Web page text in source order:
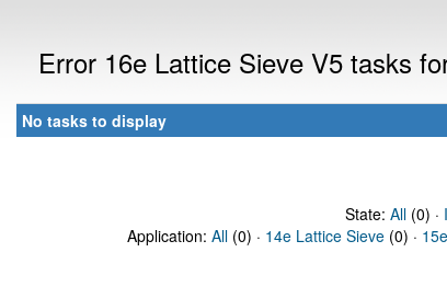
Error 16e Lattice Sieve V5 tasks
No tasks to display
State: All(0) ·
Application: All (0) · 14e Lattice Sieve (0) ·